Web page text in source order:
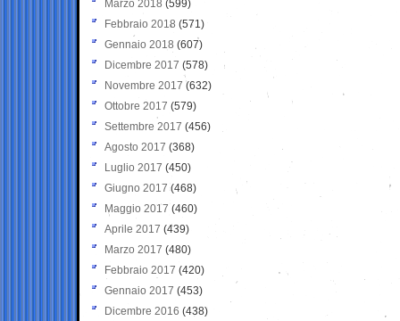
Marzo 2018 (599)
Febbraio 2018 (571)
Gennaio 2018 (607)
Dicembre 2017 (578)
Novembre 2017 (632)
Ottobre 2017 (579)
Settembre 2017 (456)
Agosto 2017 (368)
Luglio 2017 (450)
Giugno 2017 (468)
Maggio 2017 (460)
Aprile 2017 (439)
Marzo 2017 (480)
Febbraio 2017 (420)
Gennaio 2017 (453)
Dicembre 2016 (438)